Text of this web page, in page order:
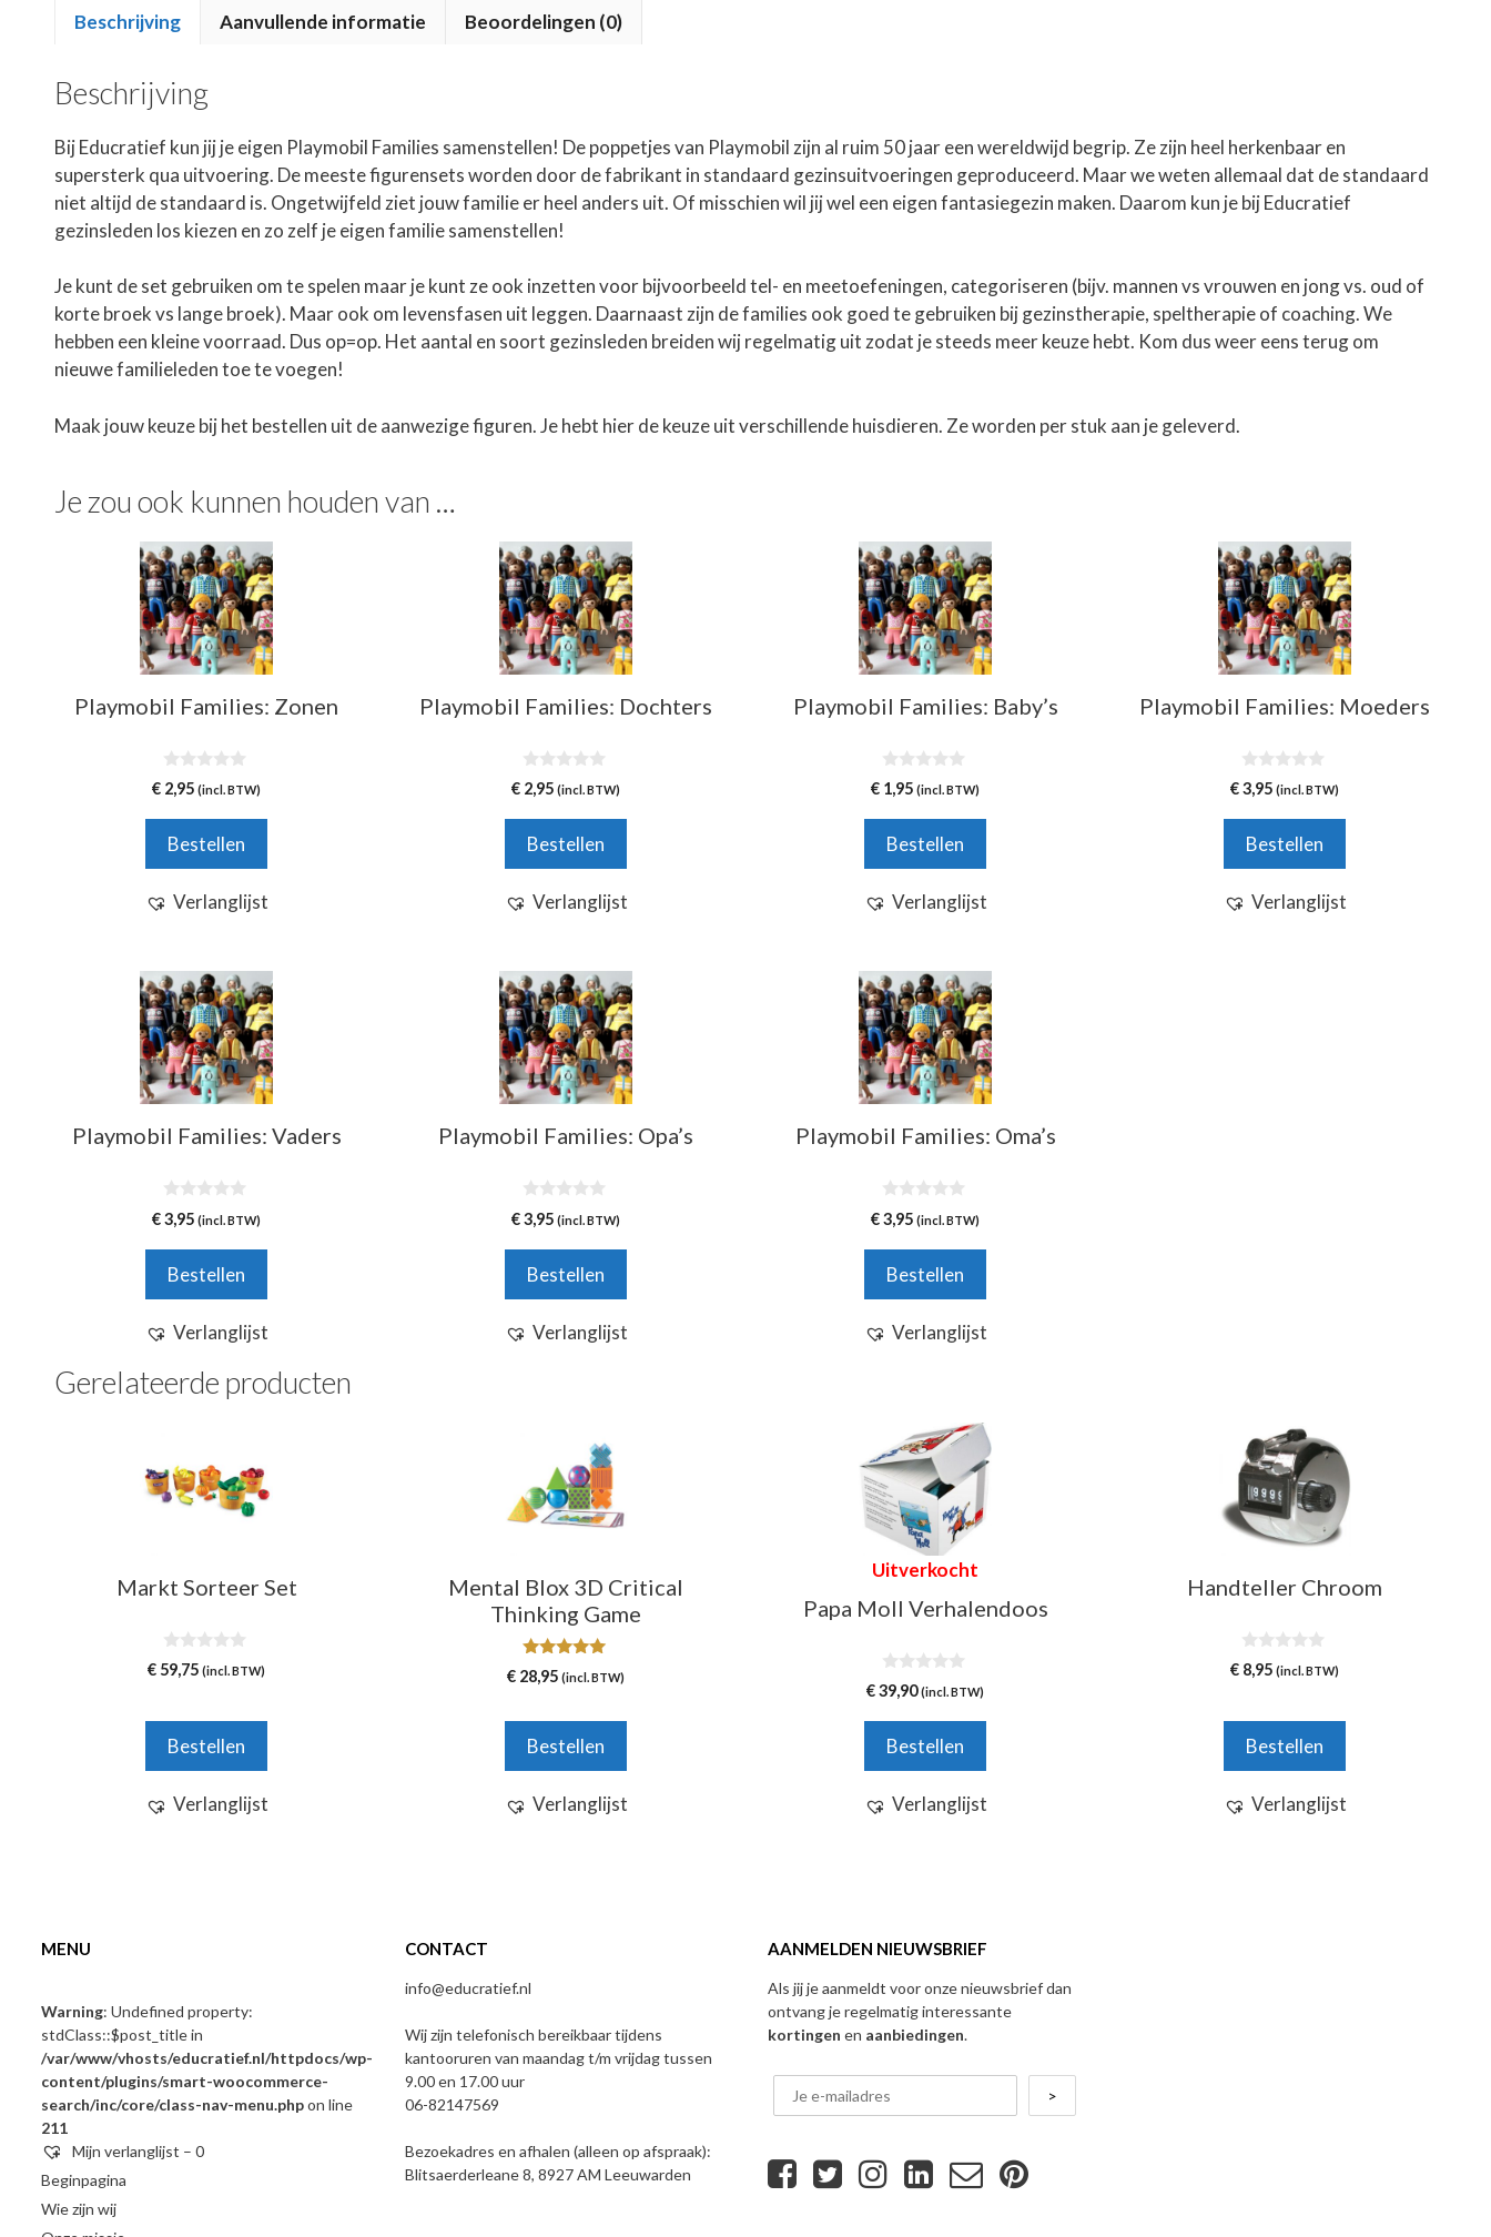
Beschrijving Aanvullende informatie Beoordelingen (0)
Beschrijving
Bij Educratief kun jij je eigen Playmobil Families samenstellen! De poppetjes van Playmobil zijn al ruim 50 jaar een wereldwijd begrip. Ze zijn heel herkenbaar en
supersterk qua uitvoering. De meeste figurensets worden door de fabrikant in standaard gezinsuitvoeringen geproduceerd. Maar we weten allemaal dat de standaard
niet altijd de standaard is. Ongetwijfeld ziet jouw familie er heel anders uit. Of misschien wil jij wel een eigen fantasiegezin maken. Daarom kun je bij Educratief
gezinsleden los kiezen en zo zelf je eigen familie samenstellen!
Je kunt de set gebruiken om te spelen maar je kunt ze ook inzetten voor bijvoorbeeld tel- en meetoefeningen, categoriseren (bijv. mannen vs vrouwen en jong vs. oud of
korte broek vs lange broek). Maar ook om levensfasen uit leggen. Daarnaast zijn de families ook goed te gebruiken bij gezinstherapie, speltherapie of coaching. We
hebben een kleine voorraad. Dus op=op. Het aantal en soort gezinsleden breiden wij regelmatig uit zodat je steeds meer keuze hebt. Kom dus weer eens terug om
nieuwe familieleden toe te voegen!
Maak jouw keuze bij het bestellen uit de aanwezige figuren. Je hebt hier de keuze uit verschillende huisdieren. Ze worden per stuk aan je geleverd.
Je zou ook kunnen houden van …
Playmobil Families: Zonen
0
v
5
€ 2,95 (incl. BTW)
Bestellen
Verlanglijst
Playmobil Families: Dochters
0
v
5
€ 2,95 (incl. BTW)
Bestellen
Verlanglijst
Playmobil Families: Baby’s
0
v
5
€ 1,95 (incl. BTW)
Bestellen
Verlanglijst
Playmobil Families: Moeders
0
v
5
€3,95 (incl. BTW)
Bestellen
Verlanglijst
Playmobil Families: Vaders
0
v
5
€3,95 (incl. BTW)
Bestellen
Verlanglijst
Playmobil Families: Opa’s
0
v
5
€3,95 (incl. BTW)
Bestellen
Verlanglijst
Playmobil Families: Oma’s
0
v
5
€3,95 (incl. BTW)
Bestellen
Verlanglijst
Gerelateerde producten
Markt Sorteer Set
0
v
5
€ 59,75 (incl. BTW)
Bestellen
Verlanglijst
Mental Blox 3D Critical
Thinking Game
5.00
van 5
€ 28,95 (incl. BTW)
Bestellen
Verlanglijst
Uitverkocht
Papa Moll Verhalendoos
0
v
5
€39,90 (incl. BTW)
Bestellen
Verlanglijst
Handteller Chroom
0
v
5
€ 8,95 (incl. BTW)
Bestellen
Verlanglijst
MENU
Warning: Undefined property:
stdClass::$post_title in
/var/www/vhosts/educratief.nl/httpdocs/wp-
content/plugins/smart-woocommerce-
search/inc/core/class-nav-menu.phpon line
211
Mijn verlanglijst – 0
Beginpagina
Wie zijn wij
CONTACT
info@educratief.nl
Wij zijn telefonisch bereikbaar tijdens
kantooruren van maandag t/m vrijdag tussen
9.00 en 17.00 uur
06-82147569
Bezoekadres en afhalen (alleen op afspraak):
Blitsaerderleane 8, 8927 AM Leeuwarden
AANMELDEN NIEUWSBRIEF
Als jij je aanmeldt voor onze nieuwsbrief dan
ontvang je regelmatig interessante
kortingen en aanbiedingen.